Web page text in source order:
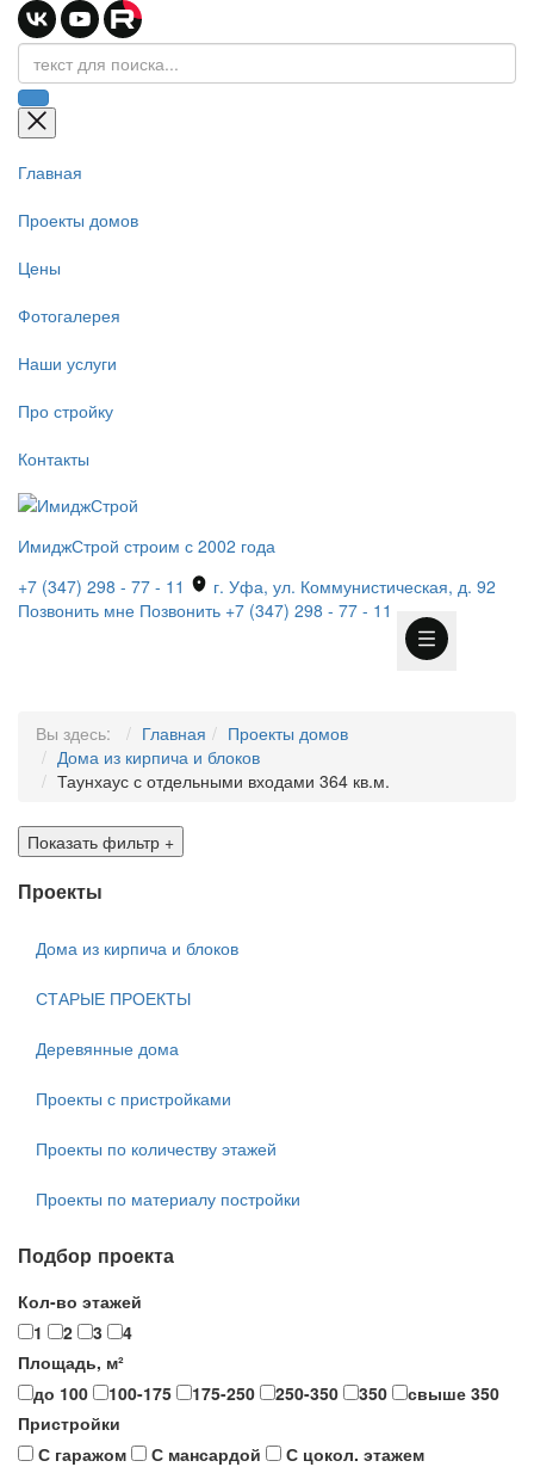
Главная
Проекты домов
Цены
Фотогалерея
Наши услуги
Про стройку
Контакты
ИмиджСтрой строим с 2002 года
+7 (347) 298 - 77 - 11
г. Уфа, ул. Коммунистическая, д. 92
Позвонить мне Позвонить +7 (347) 298 - 77 - 11
Вы здесь: Главная
Проекты домов
Дома из кирпича и блоков
Таунхаус с отдельными входами 364 кв.м.
Показать фильтр +
Проекты
Дома из кирпича и блоков
СТАРЫЕ ПРОЕКТЫ
Деревянные дома
Проекты с пристройками
Проекты по количеству этажей
Проекты по материалу постройки
Подбор проекта
Кол-во этажей
1
2 3
4
Площадь, м²
до 100
100-175 175-250 250-350 350
свыше 350
Пристройки
С гаражом
С мансардой
С цокол. этажем